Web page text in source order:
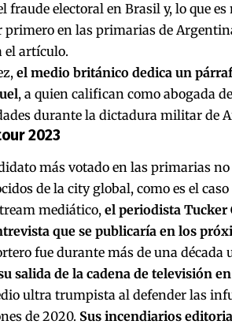
fraude electoral en Brasil y, lo que
primero en las primarias de
el artículo.
el medio británico dedica un
, a quien califican como abogada
durante la dictadura militar de
2023
más votado en las primarias
de la city global, como es el caso
mediático, el periodista Tucker
que se publicaría en los
fue durante más de una década
salida de la cadena de televisión
ultra trumpista al defender las
de 2020. Sus incendiarios